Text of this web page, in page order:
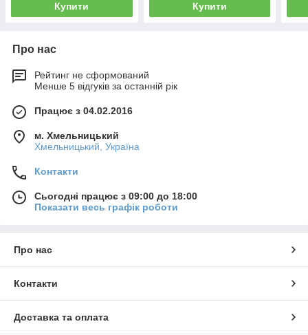
Купити Купити
Про нас
Рейтинг не сформований
Менше 5 відгуків за останній рік
Працює з 04.02.2016
м. Хмельницький
Хмельницький, Україна
Контакти
Сьогодні працює з 09:00 до 18:00
Показати весь графік роботи
Про нас
Контакти
Доставка та оплата